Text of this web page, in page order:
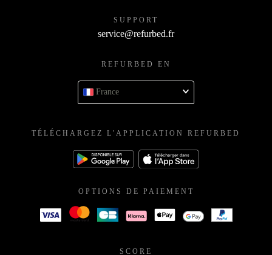
SUPPORT
service@refurbed.fr
REFURBED EN
France
TÉLÉCHARGEZ L'APPLICATION REFURBED
OPTIONS DE PAIEMENT
SCORE